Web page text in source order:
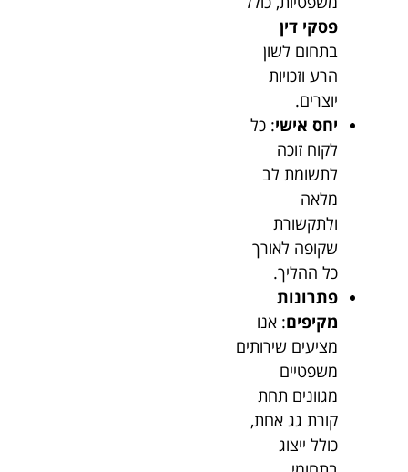
פסקי דין
בתחום לשון
הרע וזכויות
יוצרים.
יחס אישי: כל
לקוח זוכה
לתשומת לב
מלאה
ולתקשורת
שקופה לאורך
כל ההליך.
פתרונות
מקיפים: אנו
מציעים שירותים
משפטיים
מגוונים תחת
קורת גג אחת,
כולל ייצוג